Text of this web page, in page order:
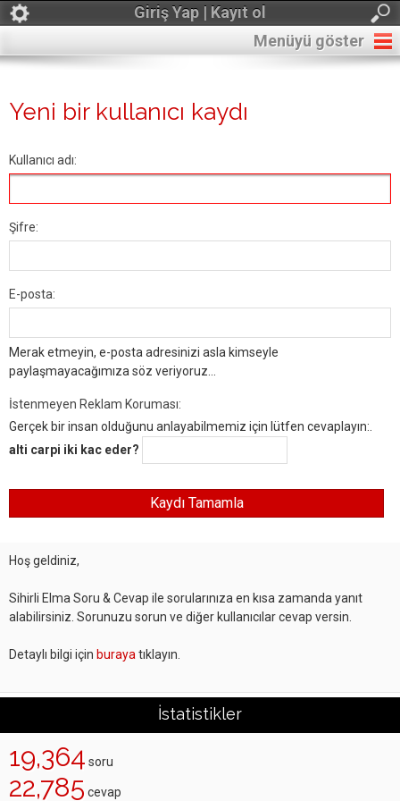
Giriş Yap | Kayıt ol
Menüyü göster
Yeni bir kullanıcı kaydı
Kullanıcı adı:
Şifre:
E-posta:
Merak etmeyin, e-posta adresinizi asla kimseyle
paylaşmayacağımıza söz veriyoruz...
İstenmeyen Reklam Koruması:
Gerçek bir insan olduğunu anlayabilmemiz için lütfen cevaplayın:.
alti carpi iki kac eder?
Hoş geldiniz,
Sihirli Elma Soru & Cevap ile sorularınıza en kısa zamanda yanıt
alabilirsiniz. Sorunuzu sorun ve diğer kullanıcılar cevap versin.
Detaylı bilgi için buraya tıklayın.
İstatistikler
19,364 soru
22,785 cevap